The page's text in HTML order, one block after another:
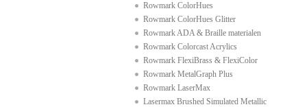
Rowmark ColorHues
Rowmark ColorHues Glitter
Rowmark ADA & Braille materialen
Rowmark Colorcast Acrylics
Rowmark FlexiBrass & FlexiColor
Rowmark MetalGraph Plus
Rowmark LaserMax
Lasermax Brushed Simulated Metallic